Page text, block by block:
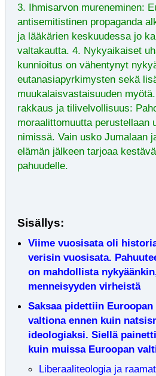
3. Ihmisarvon mureneminen:
antisemitistinen propaganda
ja lääkärien keskuudessa jo
valtakautta. 4. Nykyaikaiset
kunnioitus on vähentynyt
eutanasiapyrkimysten sekä
muukalaisvastaisuuden
rakkaus ja tilivelvollisuus:
moraalittomuutta perustellaan
nimissä. Vain usko Jumalaan
elämän jälkeen tarjoaa
pahuudelle.
Sisällys:
Viime vuosisata oli
verisin vuosisata.
on mahdollista
menneisyyden virheistä
Saksaa pidettiin
valtiona ennen kuin
ideologiaksi. Siellä
kuin muissa Euroopan
Liberaaliteologia ja